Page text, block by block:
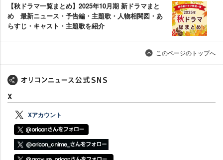
【秋ドラマ一覧まとめ】2025年10月期 新ドラマまと
め 最新ニュース・予告編・主題歌・人物相関図・あ
らすじ・キャスト・主題歌を紹介
このページのトップへ
X
Xアカウント